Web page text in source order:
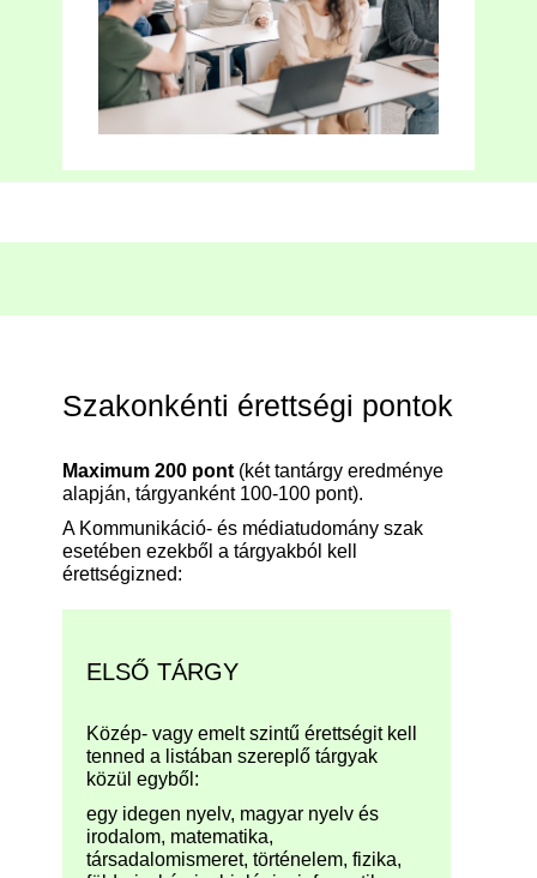
Szakonkénti érettségi pontok
Maximum 200 pont (két tantárgy eredménye
alapján, tárgyanként 100-100 pont).
A Kommunikáció- és médiatudomány szak
esetében ezekből a tárgyakból kell
érettségizned:
ELSŐ TÁRGY
Közép- vagy emelt szintű érettségit kell
tenned a listában szereplő tárgyak
közül egyből:
egy idegen nyelv, magyar nyelv és
irodalom, matematika,
társadalomismeret, történelem, fizika,